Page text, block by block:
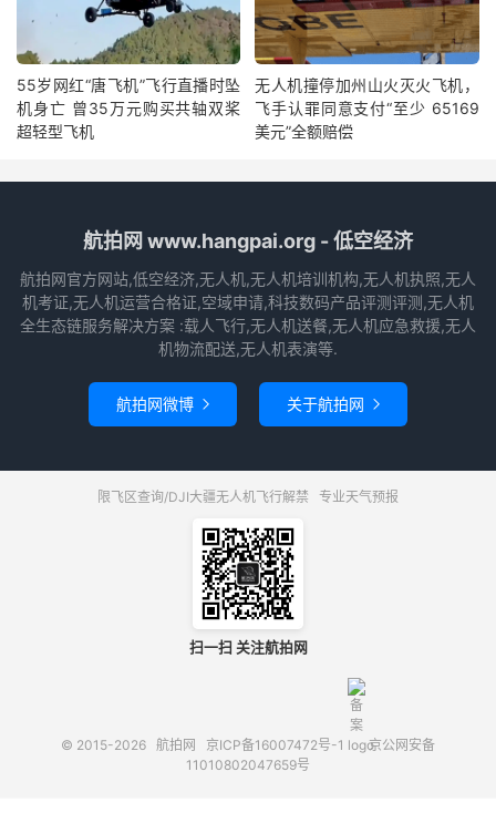
55岁网红“唐飞机”飞行直播时坠
机身亡 曾35万元购买共轴双桨
超轻型飞机
无人机撞停加州山火灭火飞机，
飞手认罪同意支付“至少 65169
美元”全额赔偿
航拍网 www.hangpai.org - 低空经济
航拍网官方网站,低空经济,无人机,无人机培训机构,无人机执照,无人
机考证,无人机运营合格证,空域申请,科技数码产品评测评测,无人机
全生态链服务解决方案 :载人飞行,无人机送餐,无人机应急救援,无人
机物流配送,无人机表演等.
航拍网微博  关于航拍网 
限飞区查询/DJI大疆无人机飞行解禁 专业天气预报
扫一扫 关注航拍网
© 2015-2026 航拍网 京ICP备16007472号-1
京公网安备
11010802047659号